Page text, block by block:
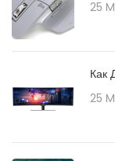
25
Как
25